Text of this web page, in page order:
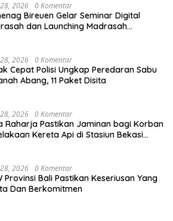
2026 0 Komentar
Bireuen Gelar Seminar Digital
dan Launching Madrasah
2026 0 Komentar
Cepat Polisi Ungkap Peredaran Sabu
Abang, 11 Paket Disita
2026 0 Komentar
Raharja Pastikan Jaminan bagi Korban
Kereta Api di Stasiun Bekasi
2026 0 Komentar
Provinsi Bali Pastikan Keseriusan Yang
Dan Berkomitmen